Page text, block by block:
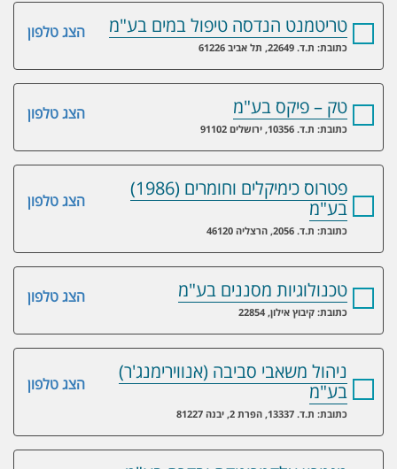
הצג טלפון טריטמנט הנדסה טיפול במים בע"מ
כתובת: ת.ד. 22649, תל אביב 61226
הצג טלפון טק – פיקס בע"מ
כתובת: ת.ד. 10356, ירושלים 91102
הצג טלפון
פטרוס כימיקלים וחומרים (1986)
בע"מ
כתובת: ת.ד. 2056, הרצליה 46120
הצג טלפון טכנולוגיות מסננים בע"מ
כתובת: קיבוץ אילון, 22854
הצג טלפון
ניהול משאבי סביבה (אנווירימנג'ר)
בע"מ
כתובת: ת.ד. 13337, הפרת 2, יבנה 81227